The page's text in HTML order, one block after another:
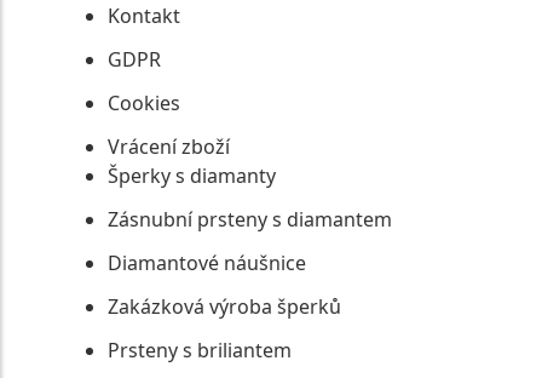
Kontakt
GDPR
Cookies
Vrácení zboží
Šperky s diamanty
Zásnubní prsteny s diamantem
Diamantové náušnice
Zakázková výroba šperků
Prsteny s briliantem